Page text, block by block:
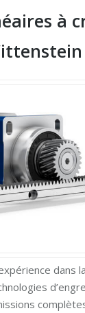
à
dans